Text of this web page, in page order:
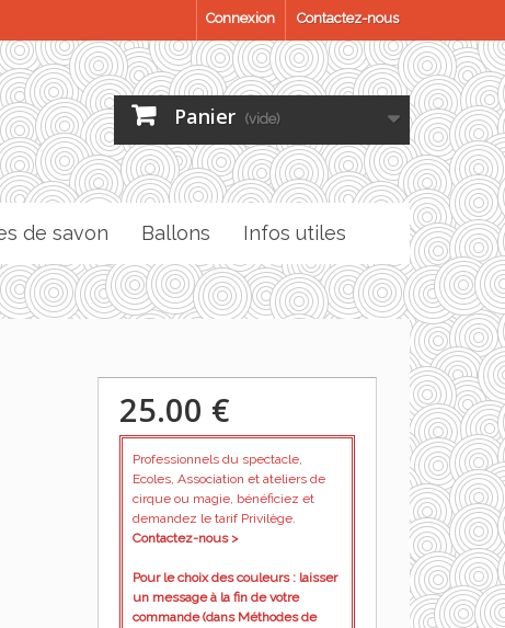
Contactez-nous
Connexion
Panier (vide)
de savon Ballons Infos utiles
25.00 €
Professionnels du spectacle,
Ecoles, Association et ateliers de
cirque ou magie, bénéficiez et
demandez le tarif Privilège.
Contactez-nous >
Pour le choix des couleurs : laisser
un message à la fin de votre
commande (dans Méthodes de